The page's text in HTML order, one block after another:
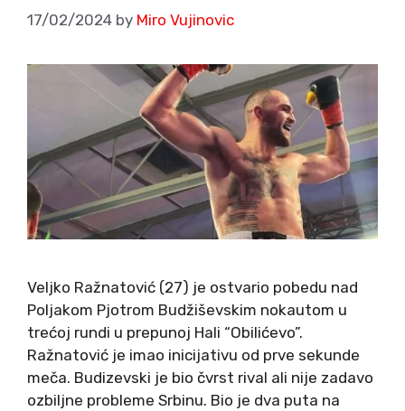
17/02/2024 by Miro Vujinovic
Veljko Ražnatović (27) je ostvario pobedu nad
Poljakom Pjotrom Budžiševskim nokautom u
trećoj rundi u prepunoj Hali “Obilićevo”.
Ražnatović je imao inicijativu od prve sekunde
meča. Budizevski je bio čvrst rival ali nije zadavo
ozbiljne probleme Srbinu. Bio je dva puta na